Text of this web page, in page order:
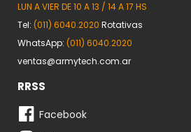
LUN A VIER DE 10 A 13 / 14 A 17 HS
Tel: (011) 6040.2020 Rotativas
WhatsApp: (011) 6040.2020
ventas@armytech.com.ar
RRSS
Facebook